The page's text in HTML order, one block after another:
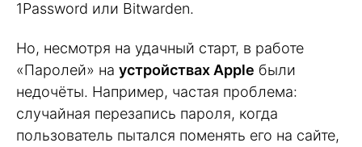
1Password или Bitwarden.
Но, несмотря на удачный старт, в работе
«Паролей» на устройствах Apple были
недочёты. Например, частая проблема:
случайная перезапись пароля, когда
пользователь пытался поменять его на сайте,